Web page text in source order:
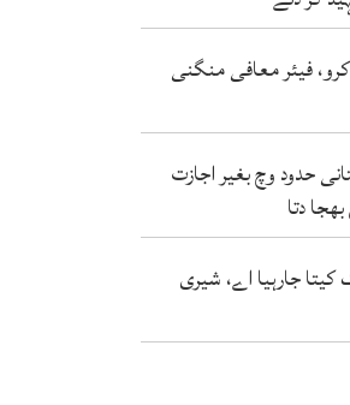
فیئر معافی منگنی
حدود وچ بغیر اجازت
دتا
جارہیا اے، شیری